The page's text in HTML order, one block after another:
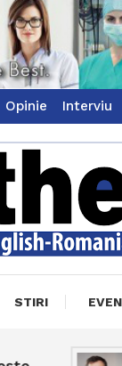
Opinie Interviu
STIRI